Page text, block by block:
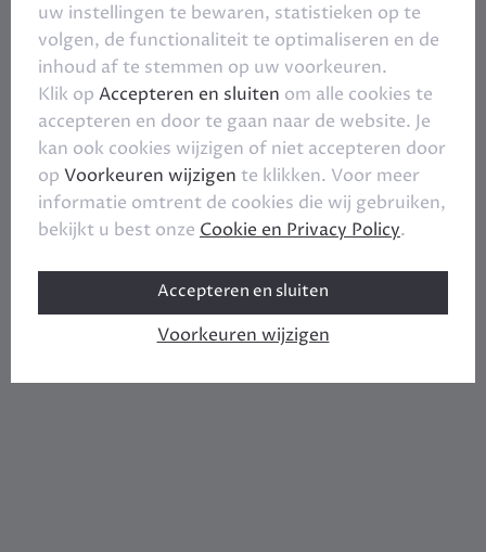
uw instellingen te bewaren, statistieken op te
volgen, de functionaliteit te optimaliseren en de
inhoud af te stemmen op uw voorkeuren.
Klik op Accepteren en sluiten om alle cookies te
accepteren en door te gaan naar de website. Je
kan ook cookies wijzigen of niet accepteren door
op Voorkeuren wijzigen te klikken. Voor meer
informatie omtrent de cookies die wij gebruiken,
bekijkt u best onze Cookie en Privacy Policy.
Accepteren en sluiten
Voorkeuren wijzigen